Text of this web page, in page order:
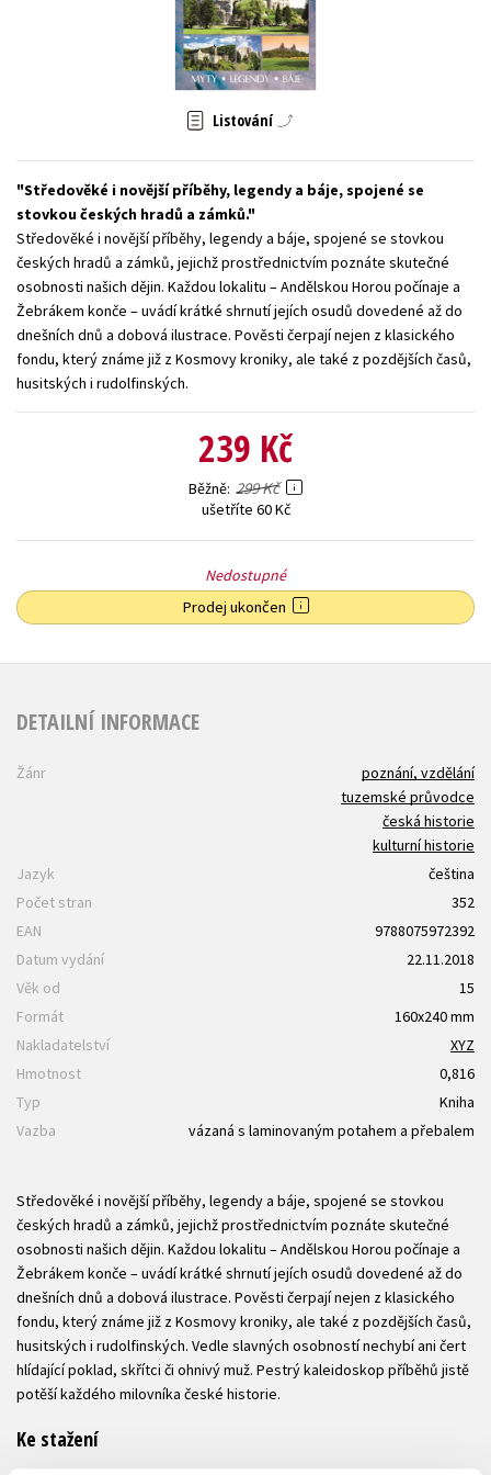
Zahraniční literatura
Všechny tituly
Listování
Středověké i novější příběhy, legendy a báje, spojené se
stovkou českých hradů a zámků.
Středověké i novější příběhy, legendy a báje, spojené se stovkou
českých hradů a zámků, jejichž prostřednictvím poznáte skutečné
osobnosti našich dějin. Každou lokalitu – Andělskou Horou počínaje a
Žebrákem konče – uvádí krátké shrnutí jejích osudů dovedené až do
dnešních dnů a dobová ilustrace. Pověsti čerpají nejen z klasického
fondu, který známe již z Kosmovy kroniky, ale také z pozdějších časů,
husitských i rudolfinských.
239 Kč
Běžně 299 Kč
ušetříte 60 Kč
Nedostupné
Prodej ukončen
DETAILNÍ INFORMACE
Žánr
poznání, vzdělání
tuzemské průvodce
česká historie
kulturní historie
Jazyk
čeština
Počet stran
352
EAN
9788075972392
Datum vydání
22.11.2018
Věk od
15
Formát
160x240 mm
Nakladatelství
XYZ
Hmotnost
0,816
Typ
Kniha
Vazba
vázaná s laminovaným potahem a přebalem
Středověké i novější příběhy, legendy a báje, spojené se stovkou
českých hradů a zámků, jejichž prostřednictvím poznáte skutečné
osobnosti našich dějin. Každou lokalitu – Andělskou Horou počínaje a
Žebrákem konče – uvádí krátké shrnutí jejích osudů dovedené až do
dnešních dnů a dobová ilustrace. Pověsti čerpají nejen z klasického
fondu, který známe již z Kosmovy kroniky, ale také z pozdějších časů,
husitských i rudolfinských. Vedle slavných osobností nechybí ani čert
hlídající poklad, skřítci či ohnivý muž. Pestrý kaleidoskop příběhů jistě
potěší každého milovníka české historie.
Ke stažení